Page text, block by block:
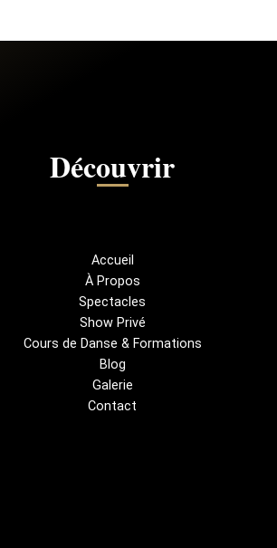
Découvrir
Accueil
À Propos
Spectacles
Show Privé
Cours de Danse & Formations
Blog
Galerie
Contact